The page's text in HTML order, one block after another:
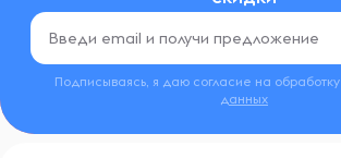
Подписываясь, я даю согласие на обработку
данных